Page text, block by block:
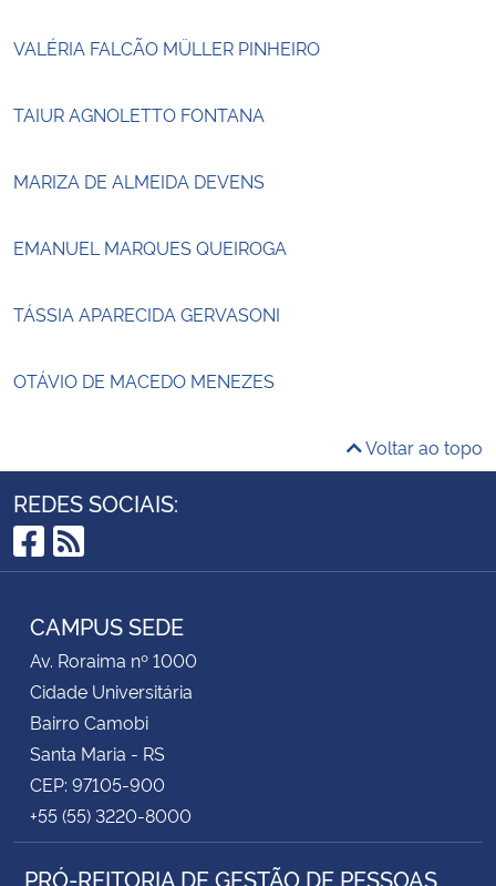
VALÉRIA FALCÃO MÜLLER PINHEIRO
TAIUR AGNOLETTO FONTANA
MARIZA DE ALMEIDA DEVENS
EMANUEL MARQUES QUEIROGA
TÁSSIA APARECIDA GERVASONI
OTÁVIO DE MACEDO MENEZES
Voltar ao topo
REDES SOCIAIS:
Facebook
RSS
CAMPUS SEDE
Av. Roraima nº 1000
Cidade Universitária
Bairro Camobi
Santa Maria - RS
CEP: 97105-900
+55 (55) 3220-8000
PRÓ-REITORIA DE GESTÃO DE PESSOAS